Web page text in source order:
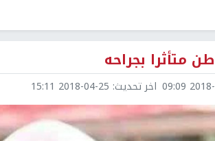
متأثرا بجراحه
2018- اخر تحديث: 2018-04-25 15:11